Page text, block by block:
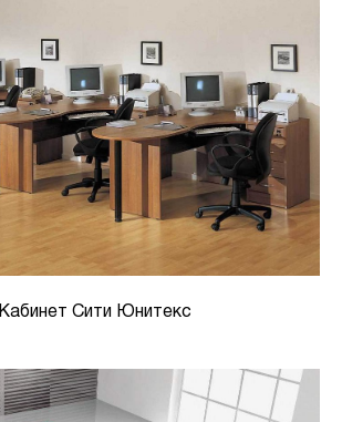
Кабинет Сити Юнитекс